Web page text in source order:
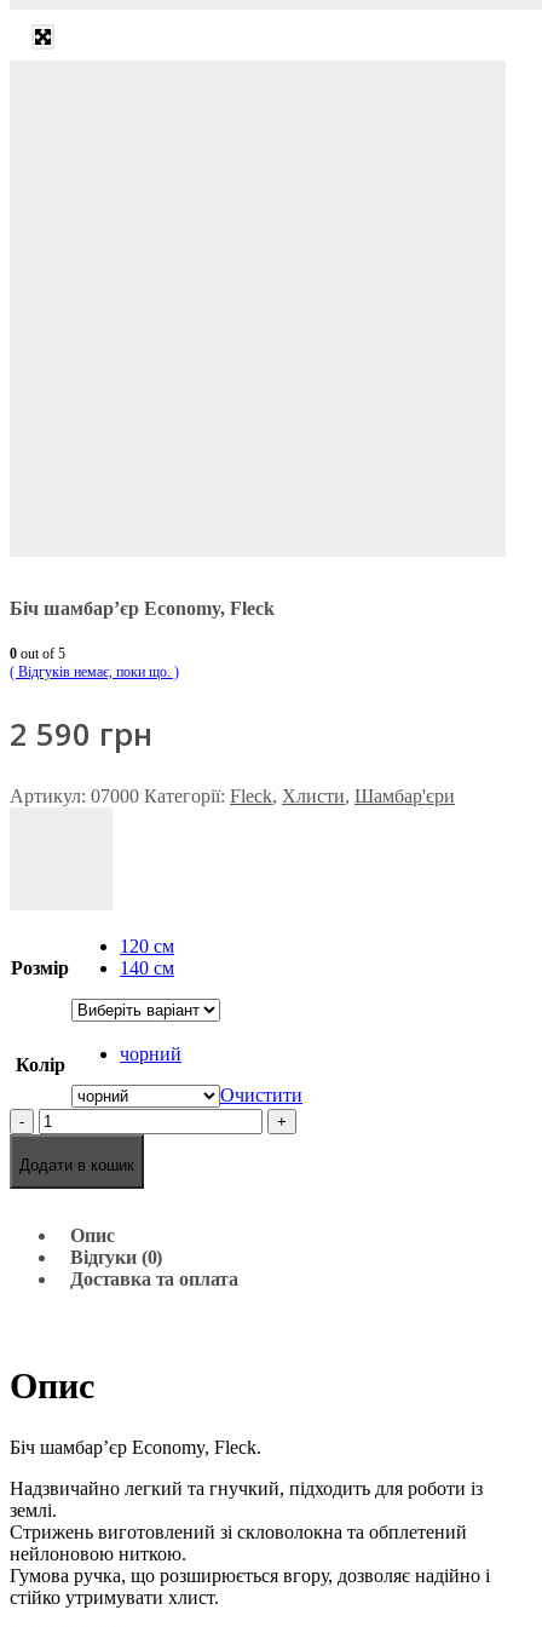
Біч шамбар’єр Economy, Fleck
0 out of 5
( Відгуків немає, поки що. )
2 590 грн
Артикул: 07000 Категорії: Fleck, Хлисти, Шамбар'єри
Розмір
120 см
140 см
Колір
чорний
Очистити
- +
Додати в кошик
Опис
Відгуки (0)
Доставка та оплата
Опис
Біч шамбар’єр Economy, Fleck.
Надзвичайно легкий та гнучкий, підходить для роботи із
землі.
Стрижень виготовлений зі скловолокна та обплетений
нейлоновою ниткою.
Гумова ручка, що розширюється вгору, дозволяє надійно і
стійко утримувати хлист.